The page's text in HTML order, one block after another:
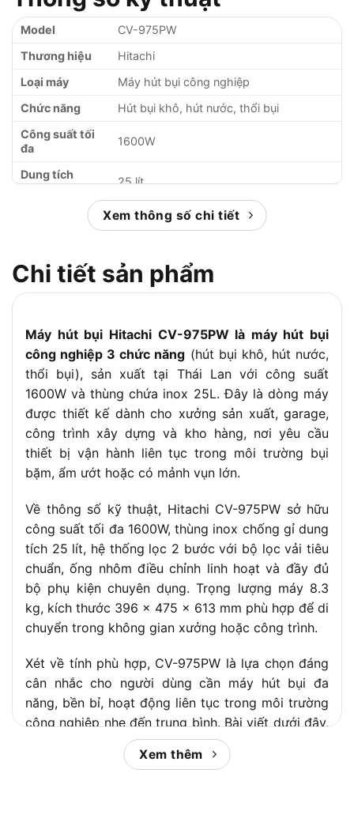
Model
CV-975PW
Thương hiệu
Hitachi
Loại máy
Máy hút bụi công nghiệp
Chức năng
Hút bụi khô, hút nước, thổi bụi
Công suất tối
đa
1600W
Dung tích
thùng chứa
25 lít
Hệ thống lọc
2 bước, bộ lọc vải tiêu chuẩn
Điều chỉnh lực
hút
bụi
Có
Ống nối dài
Nhôm, điều chỉnh linh hoạt
Phụ kiện đi
kèm
Đầu hút sàn/thảm 2 chế độ, đầu hút
nước, chổi hút bụi, đầu hút khe
Kích thước (D
x R x C)
396 x 475 x 613 mm
Trọng lượng
tịnh
8.3 kg
Trọng lượng
tổng (bao bì)
10.3 kg
Màu sắc vỏ
máy
Inox chống gỉ
Xem thông số chi tiết
Chi tiết sản phẩm
Máy hút bụi Hitachi CV-975PW là máy hút bụi
công nghiệp 3 chức năng (hút bụi khô, hút nước,
thổi bụi), sản xuất tại Thái Lan với công suất
1600W và thùng chứa inox 25L. Đây là dòng máy
được thiết kế dành cho xưởng sản xuất, garage,
công trình xây dựng và kho hàng, nơi yêu cầu
thiết bị vận hành liên tục trong môi trường bụi
bặm, ẩm ướt hoặc có mảnh vụn lớn.
Về thông số kỹ thuật, Hitachi CV-975PW sở hữu
công suất tối đa 1600W, thùng inox chống gỉ dung
tích 25 lít, hệ thống lọc 2 bước với bộ lọc vải tiêu
chuẩn, ống nhôm điều chỉnh linh hoạt và đầy đủ
bộ phụ kiện chuyên dụng. Trọng lượng máy 8.3
kg, kích thước 396 x 475 x 613 mm phù hợp để di
chuyển trong không gian xưởng hoặc công trình.
Xét về tính phù hợp, CV-975PW là lựa chọn đáng
cân nhắc cho người dùng cần máy hút bụi đa
năng, bền bỉ, hoạt động liên tục trong môi trường
công nghiệp nhẹ đến trung bình. Bài viết dưới đây,
sẽ phân tích toàn diện từ định
nghĩa sản phẩm, thông số kỹ thuật, tính năng nổi
Xem thêm